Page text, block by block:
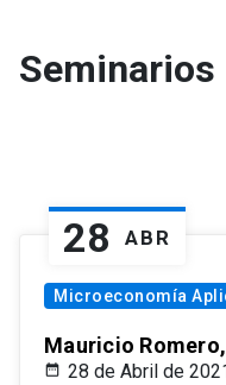
Seminarios
28 ABR
Microeconomía
Mauricio
28 de Abril de